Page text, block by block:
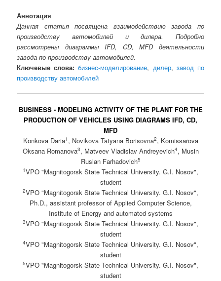
Аннотация
Данная статья посвящена взаимодействию завода по
производству автомобилей и дилера. Подробно
рассмотрены диаграммы IFD, CD, MFD деятельности
завода по производству автомобилей.
Ключевые слова: бизнес-моделирование, дилер, завод по
производству автомобилей
BUSINESS - MODELING ACTIVITY OF THE PLANT FOR THE
PRODUCTION OF VEHICLES USING DIAGRAMS IFD, CD,
MFD
Konkova Daria1 , Novikova Tatyana Borisovna2, Komissarova
Oksana Romanova3, Matveev Vladislav Andreyevich4, Musin
Ruslan Farhadovich5
1VPO "Magnitogorsk State Technical University. G.I. Nosov",
student
2VPO "Magnitogorsk State Technical University. G.I. Nosov",
Ph.D., assistant professor of Applied Computer Science,
Institute of Energy and automated systems
3VPO "Magnitogorsk State Technical University. G.I. Nosov",
student
4VPO "Magnitogorsk State Technical University. G.I. Nosov",
student
5VPO "Magnitogorsk State Technical University. G.I. Nosov",
student